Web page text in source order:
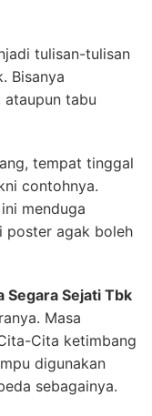
tulisan-tulisan
Bisanya
ataupun tabu
tempat tinggal
contohnya.
menduga
poster agak boleh
Segara Sejati Tbk
Masa
Cita ketimbang
digunakan
sebagainya.